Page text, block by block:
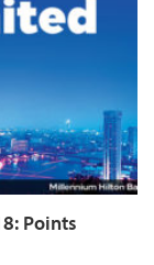
Points